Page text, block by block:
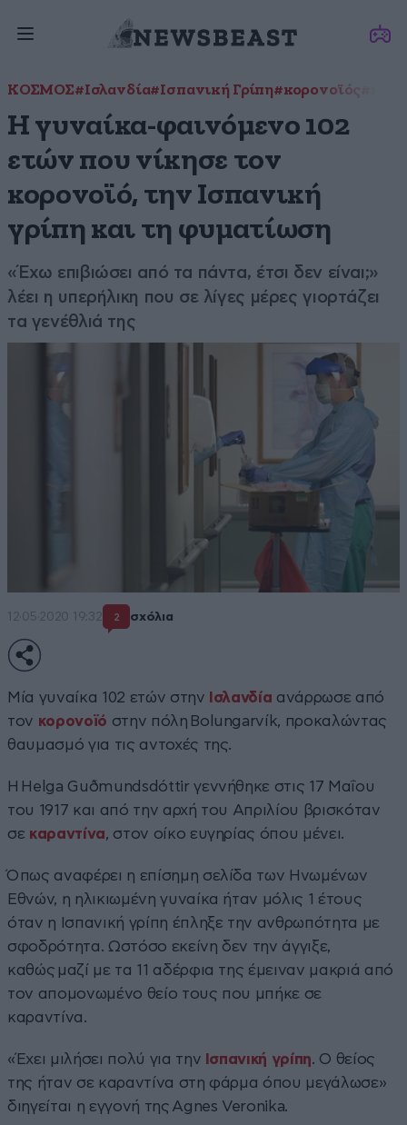
ΚΟΣΜΟΣ#Ισλανδία#Ισπανική Γρίπη#κορονοϊός
Η γυναίκα-φαινόμενο 102
ετών που νίκησε τον
κορονοϊό, την Ισπανική
γρίπη και τη φυματίωση
«Έχω επιβιώσει από τα πάντα, έτσι δεν είναι;»
λέει η υπερήλικη που σε λίγες μέρες γιορτάζει
τα γενέθλιά της
12·05·2020 19:32 2 σχόλια
Μία γυναίκα 102 ετών στην Ισλανδία ανάρρωσε από
τον κορονοϊό στην πόλη Bolungarvík, προκαλώντας
θαυμασμό για τις αντοχές της.
Η Helga Guðmundsdóttir γεννήθηκε στις 17 Μαΐου
του 1917 και από την αρχή του Απριλίου βρισκόταν
σε καραντίνα, στον οίκο ευγηρίας όπου μένει.
Όπως αναφέρει η επίσημη σελίδα των Ηνωμένων
Εθνών, η ηλικιωμένη γυναίκα ήταν μόλις 1 έτους
όταν η Ισπανική γρίπη έπληξε την ανθρωπότητα με
σφοδρότητα. Ωστόσο εκείνη δεν την άγγιξε,
καθώς μαζί με τα 11 αδέρφια της έμειναν μακριά από
τον απομονωμένο θείο τους που μπήκε σε
καραντίνα.
«Έχει μιλήσει πολύ για την Ισπανική γρίπη. Ο θείος
της ήταν σε καραντίνα στη φάρμα όπου μεγάλωσε»
διηγείται η εγγονή της Agnes Veronika.